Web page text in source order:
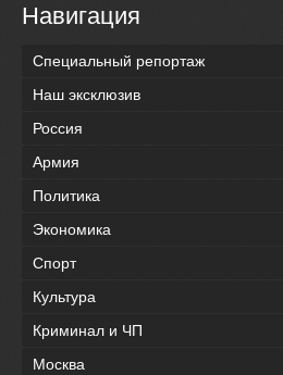
Навигация
Специальный репортаж
Наш эксклюзив
Россия
Армия
Политика
Экономика
Спорт
Культура
Криминал и ЧП
Москва